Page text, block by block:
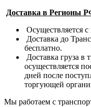
Доставка в Регионы
Осуществляется
Доставка до
бесплатно.
Доставка груза
осуществляется
дней после
торгующей
Мы работаем с